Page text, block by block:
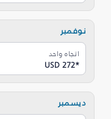
نوفمبر
اتجاه واحد
USD 272*
ديسمبر